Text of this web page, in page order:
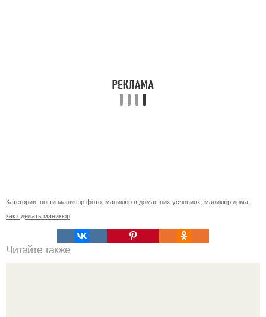
Категории: ногти маникюр фото маникюр в домашних условиях маникюр дома
как сделать маникюр
Читайте также